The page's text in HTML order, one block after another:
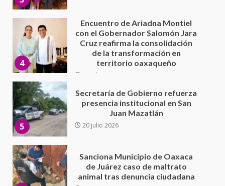
5
Secretaría de Gobierno refuerza
presencia institucional en San
Juan Mazatlán
20 julio 2026
6
Sanciona Municipio de Oaxaca
de Juárez caso de maltrato
animal tras denuncia ciudadana
16 julio 2026
California; FGR lo investiga por
presuntos delitos de
delincuencia organizada y